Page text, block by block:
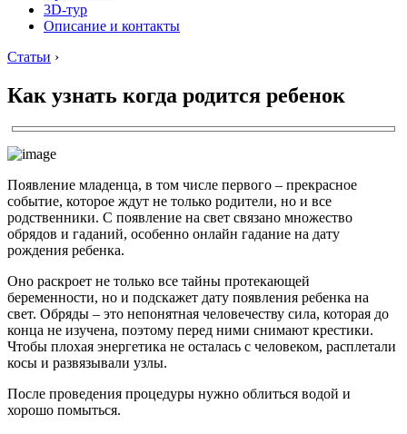
3D-тур
Описание и контакты
Статьи ›
Как узнать когда родится ребенок
Появление младенца, в том числе первого – прекрасное
событие, которое ждут не только родители, но и все
родственники. С появление на свет связано множество
обрядов и гаданий, особенно онлайн гадание на дату
рождения ребенка.
Оно раскроет не только все тайны протекающей
беременности, но и подскажет дату появления ребенка на
свет. Обряды – это непонятная человечеству сила, которая до
конца не изучена, поэтому перед ними снимают крестики.
Чтобы плохая энергетика не осталась с человеком, расплетали
косы и развязывали узлы.
После проведения процедуры нужно облиться водой и
хорошо помыться.